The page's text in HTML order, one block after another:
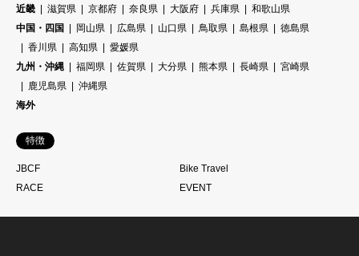
近畿
滋賀県 京都府 奈良県 大阪府 兵庫県
和歌山県
中国・四国
岡山県 広島県 山口県 鳥取県 島根県
徳島県
香川県
高知県
愛媛県
九州・沖縄
福岡県 佐賀県 大分県 熊本県 長崎県
宮崎県
鹿児島県
沖縄県
海外
特徴
JBCF
Bike Travel
RACE
EVENT